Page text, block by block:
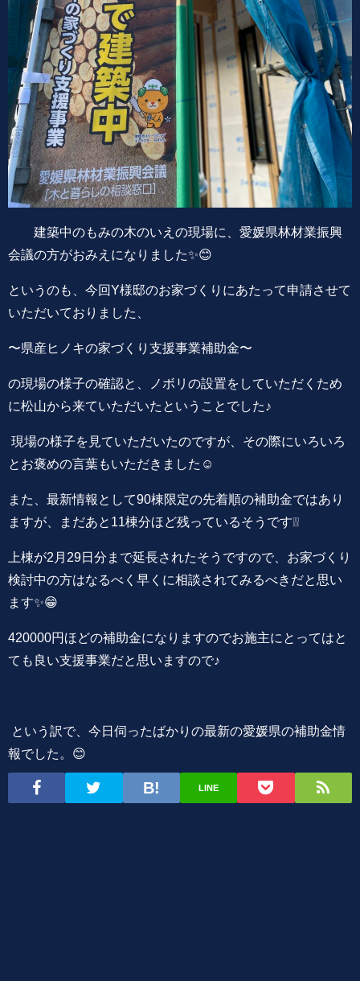
建築中のもみの木のいえの現場に、愛媛県林材業振興
会議の方がおみえになりました✨😊
というのも、今回Y様邸のお家づくりにあたって申請させて
いただいておりました、
〜県産ヒノキの家づくり支援事業補助金〜
の現場の様子の確認と、ノボリの設置をしていただくため
に松山から来ていただいたということでした♪
現場の様子を見ていただいたのですが、その際にいろいろ
とお褒めの言葉もいただきました☺️
また、最新情報として90棟限定の先着順の補助金ではあり
ますが、まだあと11棟分ほど残っているそうです❕❕
上棟が2月29日分まで延長されたそうですので、お家づくり
検討中の方はなるべく早くに相談されてみるべきだと思い
ます✨😁
420000円ほどの補助金になりますのでお施主にとってはと
ても良い支援事業だと思いますので♪
という訳で、今日伺ったばかりの最新の愛媛県の補助金情
報でした。😊
LINE